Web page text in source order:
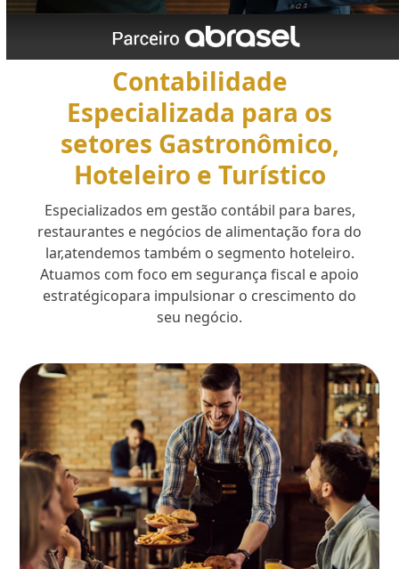
Contabilidade
Especializada para os
setores Gastronômico,
Hoteleiro e Turístico
Especializados em gestão contábil para bares,
restaurantes e negócios de alimentação fora do
lar,atendemos também o segmento hoteleiro.
Atuamos com foco em segurança fiscal e apoio
estratégicopara impulsionar o crescimento do
seu negócio.